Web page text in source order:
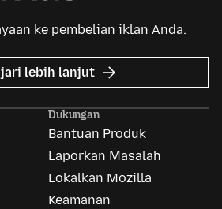
ke pembelian iklan Anda.
lebih lanjut mengenai
Mozilla
Dukungan
Bantuan Produk
Laporkan Masalah
Lokalkan Mozilla
Keamanan